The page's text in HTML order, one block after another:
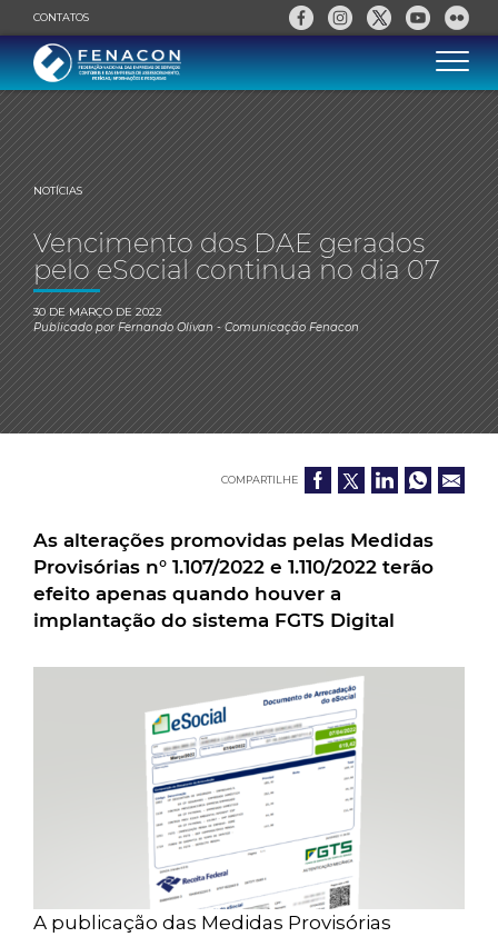
CONTATOS
NOTÍCIAS
Vencimento dos DAE gerados
pelo eSocial continua no dia 07
30 DE MARÇO DE 2022
Publicado porFernando Olivan- Comunicação Fenacon
COMPARTILHE
As alterações promovidas pelas Medidas
Provisórias n° 1.107/2022 e 1.110/2022 terão
efeito apenas quando houver a
implantação do sistema FGTS Digital
A publicação das Medidas Provisórias